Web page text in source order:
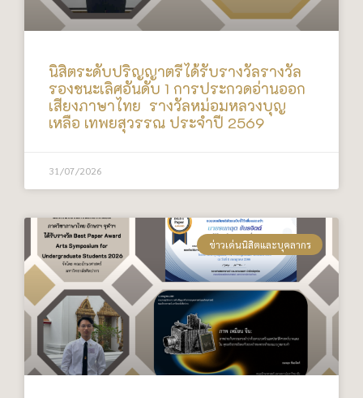
นิสิตระดับปริญญาตรีได้รับรางวัลรางวัล
รองชนะเลิศอันดับ 1 การประกวดอ่านออก
เสียงภาษาไทย รางวัลหม่อมหลวงบุญ
เหลือ เทพยสุวรรณ ประจำปี 2569
31/07/2026
ข่าวเด่นนิสิตและบุคลากร